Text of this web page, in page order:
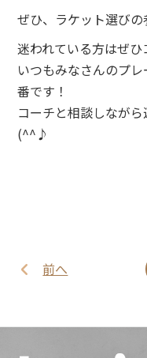
ぜひ、ラケット選びの
迷われている方はぜ
いつもみなさんのプ
番です！
コーチと相談しなが
(^^♪
前へ